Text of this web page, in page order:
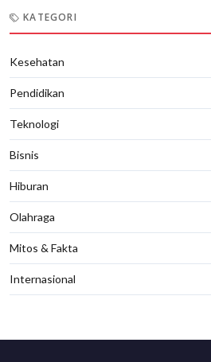
KATEGORI
Kesehatan
Pendidikan
Teknologi
Bisnis
Hiburan
Olahraga
Mitos & Fakta
Internasional